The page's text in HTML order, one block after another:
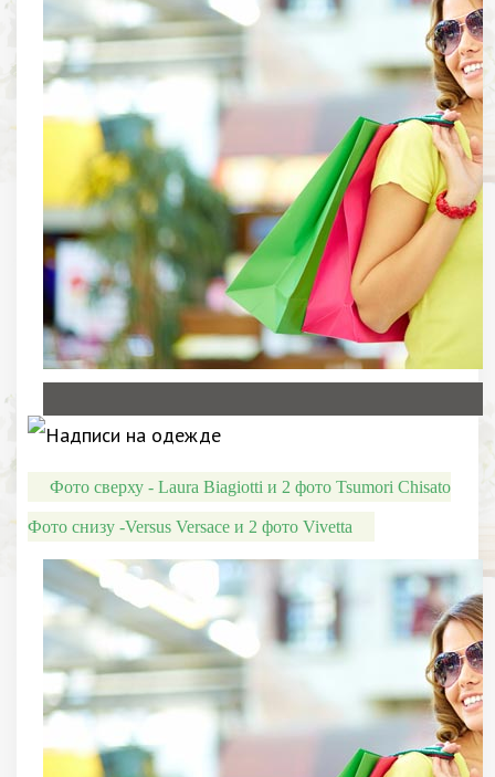
Фото сверху - Laura Biagiotti и 2 фото Tsumori Chisato
Фото снизу -Versus Versace и 2 фото Vivetta